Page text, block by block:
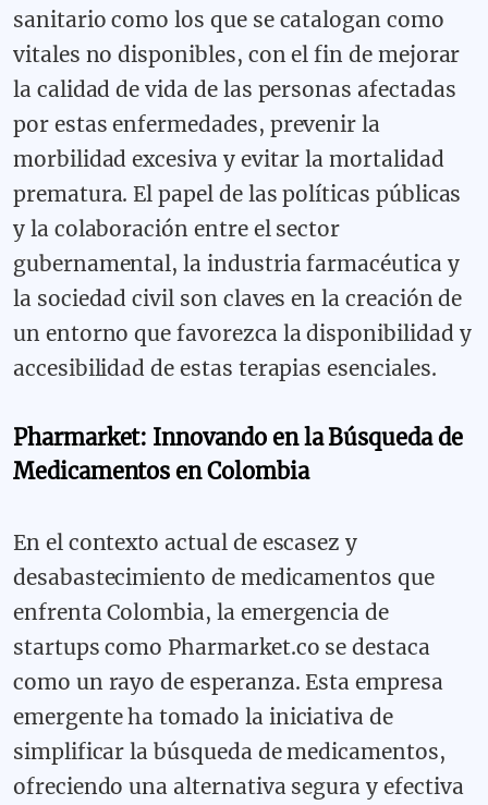
sanitario como los que se catalogan como
vitales no disponibles, con el fin de mejorar
la calidad de vida de las personas afectadas
por estas enfermedades, prevenir la
morbilidad excesiva y evitar la mortalidad
prematura. El papel de las políticas públicas
y la colaboración entre el sector
gubernamental, la industria farmacéutica y
la sociedad civil son claves en la creación de
un entorno que favorezca la disponibilidad y
accesibilidad de estas terapias esenciales.
Pharmarket: Innovando en la Búsqueda de
Medicamentos en Colombia
En el contexto actual de escasez y
desabastecimiento de medicamentos que
enfrenta Colombia, la emergencia de
startups como Pharmarket.co se destaca
como un rayo de esperanza. Esta empresa
emergente ha tomado la iniciativa de
simplificar la búsqueda de medicamentos,
ofreciendo una alternativa segura y efectiva